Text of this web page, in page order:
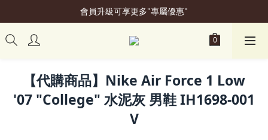
加入會員立即贈50元購物金
會員升級可享更多"專屬優惠"
加入會員立即贈50元購物金
【代購商品】Nike Air Force 1 Low
'07 "College" 水泥灰 男鞋 IH1698-001
V